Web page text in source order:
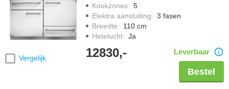
Vergelijk
Kookzones: 5
Elektra aansluiting: 3 fasen
Breedte: 110 cm
Hetelucht: Ja
12830,- Leverbaar
Bestel